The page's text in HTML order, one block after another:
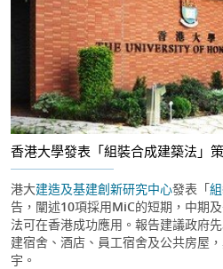
香港大學發表「組裝合成建築法」
港大建造及基建創新研究中心發表「
告，闡述10項採用MiC的短期，中期
法可在香港成功應用。報告建議政府
建宿舍、酒店、員工宿舍及公共房屋
宇。